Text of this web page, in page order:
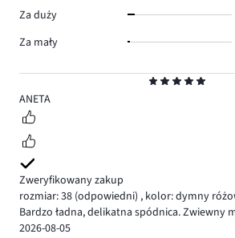
5
ANETA
Zweryfikowany zakup
rozmiar: 38 (odpowiedni) , kolor: dymny
Bardzo ładna, delikatna spódnica. Zwiewny
2026-08-05
Za duży
Za mały